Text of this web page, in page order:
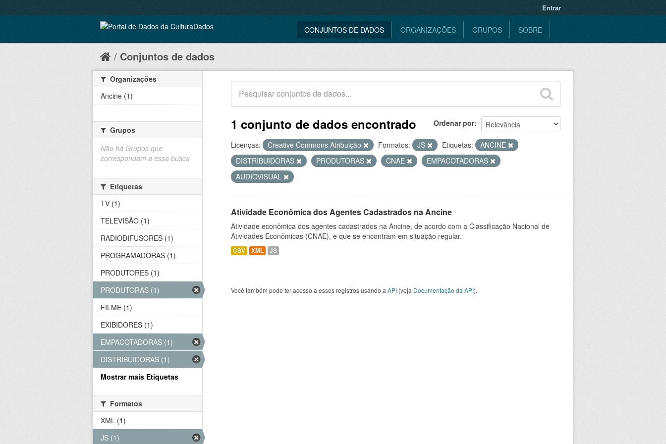
Entrar
CONJUNTOS DE DADOS ORGANIZAÇÕES GRUPOS SOBRE
Conjuntos de dados
Ordenar por
1 conjunto de dados encontrado
Licenças: Creative Commons Atribuição Formatos: JS Etiquetas:
ANCINE
DISTRIBUIDORAS
PRODUTORAS CNAE
EMPACOTADORAS
AUDIOVISUAL
Atividade Econômica dos Agentes Cadastrados na Ancine
Atividade econômica dos agentes cadastrados na Ancine, de acordo com a Classificação Nacional de
Atividades Econômicas (CNAE), e que se encontram em situação regular.
CSV XML JS
Você também pode ter acesso a esses registros usando a API (veja Documentação da API).
Organizações
Ancine (1)
Grupos
Não há Grupos que
correspondam a essa busca
Etiquetas
TV (1)
TELEVISÃO (1)
RADIODIFUSORES (1)
PROGRAMADORAS (1)
PRODUTORES (1)
PRODUTORAS (1)
FILME (1)
EXIBIDORES (1)
EMPACOTADORAS (1)
DISTRIBUIDORAS (1)
Mostrar mais Etiquetas
Formatos
XML (1)
JS (1)